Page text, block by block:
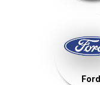
Ford